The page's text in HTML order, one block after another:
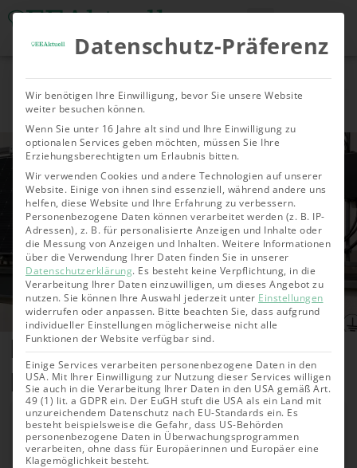
Nachhaltige
Investments
Allgemein Bioenergie
Muss ich mein
Balkonkraftwerk erden?
Autor
Richard Roth
Aktualisiert am 08.05.2026
Datenschutz-Präferenz
Wir benötigen Ihre Einwilligung, bevor Sie unsere Website
weiter besuchen können.
Wenn Sie unter 16 Jahre alt sind und Ihre Einwilligung zu
optionalen Services geben möchten, müssen Sie Ihre
Erziehungsberechtigten um Erlaubnis bitten.
Wir verwenden Cookies und andere Technologien auf unserer
Website. Einige von ihnen sind essenziell, während andere uns
helfen, diese Website und Ihre Erfahrung zu verbessern.
Personenbezogene Daten können verarbeitet werden (z. B. IP-
Adressen), z. B. für personalisierte Anzeigen und Inhalte oder
die Messung von Anzeigen und Inhalten. Weitere Informationen
über die Verwendung Ihrer Daten finden Sie in unserer
Datenschutzerklärung. Es besteht keine Verpflichtung, in die
Verarbeitung Ihrer Daten einzuwilligen, um dieses Angebot zu
nutzen. Sie können Ihre Auswahl jederzeit unter Einstellungen
widerrufen oder anpassen. Bitte beachten Sie, dass aufgrund
individueller Einstellungen möglicherweise nicht alle
Funktionen der Website verfügbar sind.
Einige Services verarbeiten personenbezogene Daten in den
USA. Mit Ihrer Einwilligung zur Nutzung dieser Services willigen
Sie auch in die Verarbeitung Ihrer Daten in den USA gemäß Art.
49 (1) lit. a GDPR ein. Der EuGH stuft die USA als ein Land mit
unzureichendem Datenschutz nach EU-Standards ein. Es
besteht beispielsweise die Gefahr, dass US-Behörden
personenbezogene Daten in Überwachungsprogrammen
verarbeiten, ohne dass für Europäerinnen und Europäer eine
Klagemöglichkeit besteht.